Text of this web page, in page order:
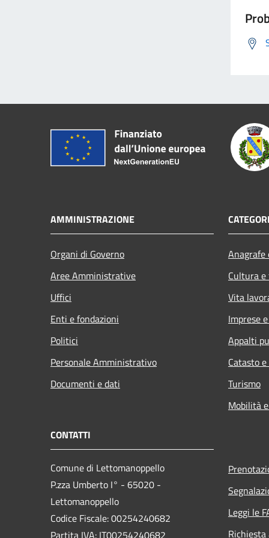
AMMINISTRAZIONE
Organi di Governo
Aree Amministrative
Uffici
Enti e fondazioni
Politici
Personale Amministrativo
Documenti e dati
Cultura
Vita
Imprese
Appalti
Catasto
Turismo
Mobilità
CONTATTI
Comune di Lettomanoppello
P.zza Umberto I° - 65020 -
Lettomanoppello
Codice Fiscale: 00254240682
Partita IVA: IT00254240682
Leggi le